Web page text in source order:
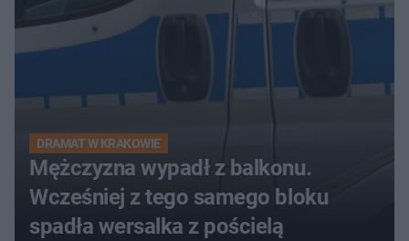
DRAMAT W KRAKOWIE
Mężczyzna wypadł z balkonu.
Wcześniej z tego samego bloku
spadła wersalka z pościelą